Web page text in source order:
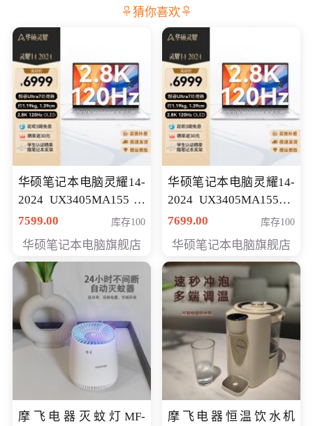
猜你喜欢
华硕笔记本电脑灵耀14-
2024 UX3405MA155冰
川银 oled 智慧轻薄本 会
7599.00 库存100
华硕笔记本电脑旗舰店
华硕笔记本电脑灵耀14-
2024 UX3405MA155夜
空蓝 oled 智慧轻薄本 会
7699.00 库存100
华硕笔记本电脑旗舰店
摩飞电器灭蚊灯MF-
摩飞电器恒温饮水机